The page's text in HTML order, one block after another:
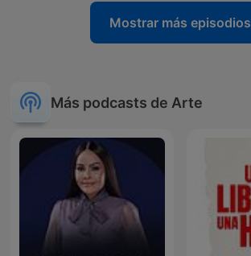
Mostrar más episodios
Más podcasts de Arte